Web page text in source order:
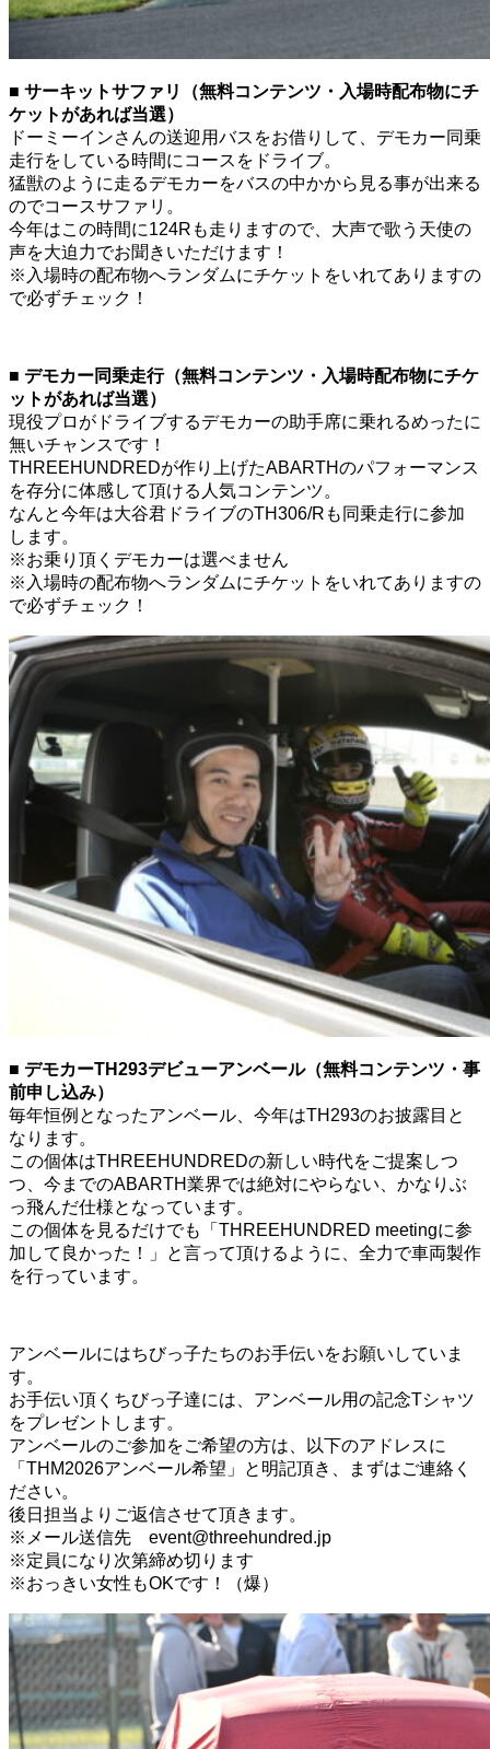
■ サーキットサファリ（無料コンテンツ・入場時配布物にチ
ケットがあれば当選）
ドーミーインさんの送迎用バスをお借りして、デモカー同乗
走行をしている時間にコースをドライブ。
猛獣のように走るデモカーをバスの中かから見る事が出来る
のでコースサファリ。
今年はこの時間に124Rも走りますので、大声で歌う天使の
声を大迫力でお聞きいただけます！
※入場時の配布物へランダムにチケットをいれてありますの
で必ずチェック！
■ デモカー同乗走行（無料コンテンツ・入場時配布物にチケ
ットがあれば当選）
現役プロがドライブするデモカーの助手席に乗れるめったに
無いチャンスです！
THREEHUNDREDが作り上げたABARTHのパフォーマンス
を存分に体感して頂ける人気コンテンツ。
なんと今年は大谷君ドライブのTH306/Rも同乗走行に参加
します。
※お乗り頂くデモカーは選べません
※入場時の配布物へランダムにチケットをいれてありますの
で必ずチェック！
■ デモカーTH293デビューアンベール（無料コンテンツ・事
前申し込み）
毎年恒例となったアンベール、今年はTH293のお披露目と
なります。
この個体はTHREEHUNDREDの新しい時代をご提案しつ
つ、今までのABARTH業界では絶対にやらない、かなりぶ
っ飛んだ仕様となっています。
この個体を見るだけでも「THREEHUNDRED meetingに参
加して良かった！」と言って頂けるように、全力で車両製作
を行っています。
アンベールにはちびっ子たちのお手伝いをお願いしていま
す。
お手伝い頂くちびっ子達には、アンベール用の記念Tシャツ
をプレゼントします。
アンベールのご参加をご希望の方は、以下のアドレスに
「THM2026アンベール希望」と明記頂き、まずはご連絡く
ださい。
後日担当よりご返信させて頂きます。
※メール送信先 event@threehundred.jp
※定員になり次第締め切ります
※おっきい女性もOKです！（爆）